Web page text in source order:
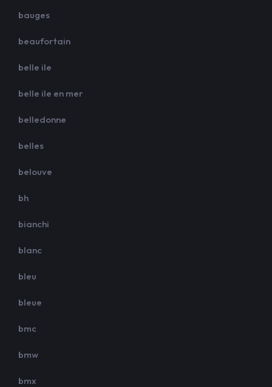
bauges
beaufortain
belle ile
belle ile en mer
belledonne
belles
belouve
bh
bianchi
blanc
bleu
bleue
bmc
bmw
bmx